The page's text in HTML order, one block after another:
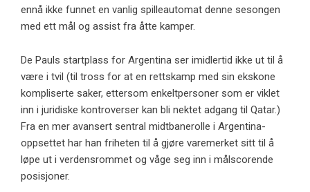
ennå ikke funnet en vanlig spilleautomat denne sesongen
med ett mål og assist fra åtte kamper.
De Pauls startplass for Argentina ser imidlertid ikke ut til å
være i tvil (til tross for at en rettskamp med sin ekskone
kompliserte saker, ettersom enkeltpersoner som er viklet
inn i juridiske kontroverser kan bli nektet adgang til Qatar.)
Fra en mer avansert sentral midtbanerolle i Argentina-
oppsettet har han friheten til å gjøre varemerket sitt til å
løpe ut i verdensrommet og våge seg inn i målscorende
posisjoner.